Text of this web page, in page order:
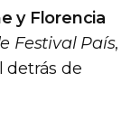
y Florencia
Festival País,
detrás de